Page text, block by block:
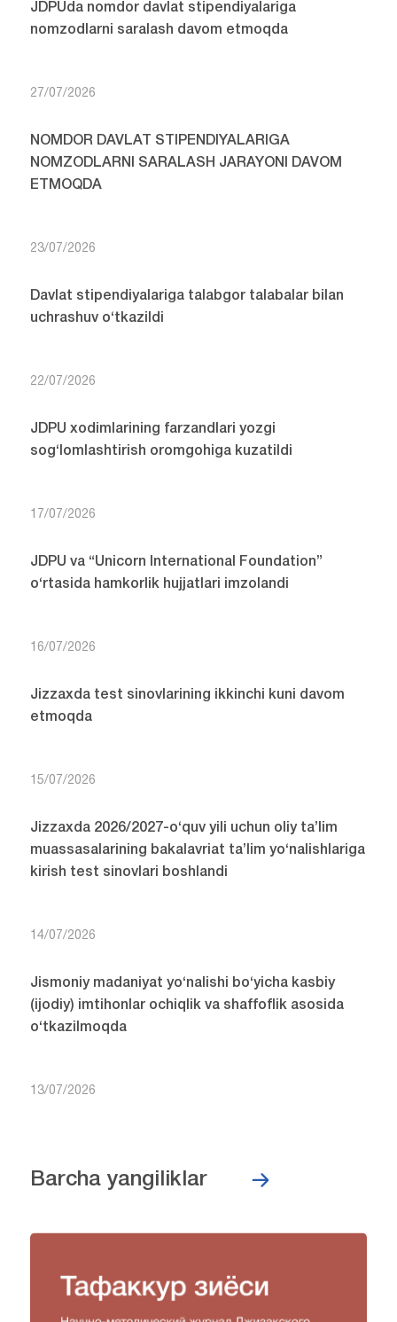
JDPUda nomdor davlat stipendiyalariga
nomzodlarni saralash davom etmoqda
27/07/2026
NOMDOR DAVLAT STIPENDIYALARIGA
NOMZODLARNI SARALASH JARAYONI DAVOM
ETMOQDA
23/07/2026
Davlat stipendiyalariga talabgor talabalar bilan
uchrashuv o‘tkazildi
22/07/2026
JDPU xodimlarining farzandlari yozgi
sog‘lomlashtirish oromgohiga kuzatildi
17/07/2026
JDPU va “Unicorn International Foundation”
o‘rtasida hamkorlik hujjatlari imzolandi
16/07/2026
Jizzaxda test sinovlarining ikkinchi kuni davom
etmoqda
15/07/2026
Jizzaxda 2026/2027-o‘quv yili uchun oliy ta’lim
muassasalarining bakalavriat ta’lim yo‘nalishlariga
kirish test sinovlari boshlandi
14/07/2026
Jismoniy madaniyat yo‘nalishi bo‘yicha kasbiy
(ijodiy) imtihonlar ochiqlik va shaffoflik asosida
o‘tkazilmoqda
13/07/2026
Barcha yangiliklar